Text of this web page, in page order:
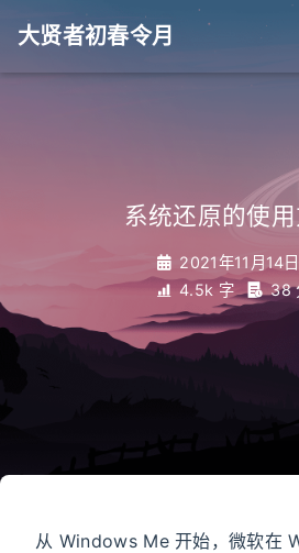
大贤者初春令月
系统还原的使
2021年11月14
4.5k 字
38
从 Windows Me 开始，微软在